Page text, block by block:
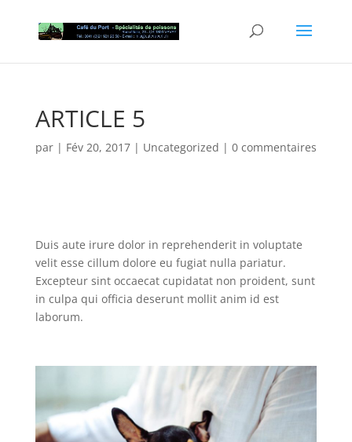
ARTICLE 5
par | Fév 20, 2017| Uncategorized | 0 commentaires
Duis aute irure dolor in reprehenderit in voluptate
velit esse cillum dolore eu fugiat nulla pariatur.
Excepteur sint occaecat cupidatat non proident, sunt
in culpa qui officia deserunt mollit anim id est
laborum.